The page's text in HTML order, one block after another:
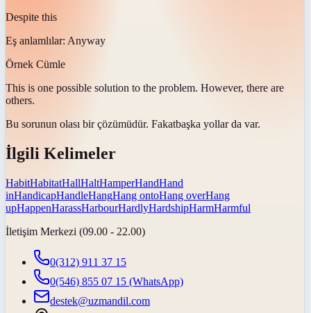
Despite this
Eş anlamlılar: Anyway
Örnek Cümle
This is one possible solution to the problem. However, there are
others.
Bu sorunun olası bir çözümüdür. Fakatbaşka yollar da var.
İlgili Kelimeler
HabitHabitatHallHaltHamperHandHand
inHandicapHandleHangHang ontoHang overHang
upHappenHarassHarbourHardlyHardshipHarmHarmful
İletişim Merkezi (09.00 - 22.00)
0(312) 911 37 15
0(546) 855 07 15 (WhatsApp)
destek@uzmandil.com